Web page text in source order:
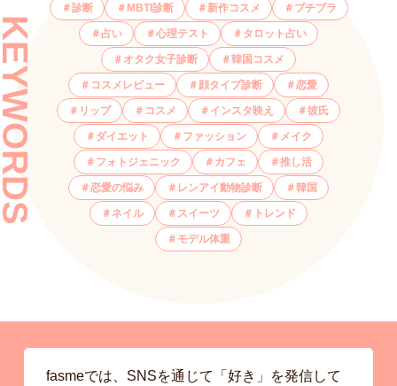
診断 MBTI診断 新作コスメ プチプラ
占い 心理テスト タロット占い
オタク女子診断 韓国コスメ
コスメレビュー 顔タイプ診断 恋愛
リップ コスメ インスタ映え 彼氏
ダイエット ファッション メイク
フォトジェニック カフェ 推し活
恋愛の悩み レンアイ動物診断 韓国
ネイル スイーツ トレンド
モデル体重
fasmeでは、SNSを通じて「好き」を発信して